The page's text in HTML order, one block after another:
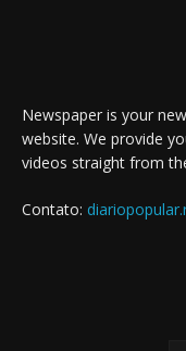
Newspaper is your
website. We provide
videos straight from
Contato: